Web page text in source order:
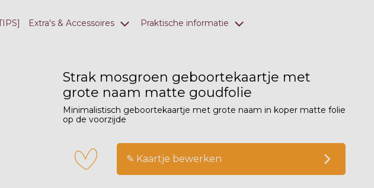
Extra's & Accessoires Praktische informatie
Strak mosgroen geboortekaartje met
grote naam matte goudfolie
Minimalistisch geboortekaartje met grote naam in koper matte folie
op de voorzijde
zet op verlanglijstje
✎ Kaartje bewerken